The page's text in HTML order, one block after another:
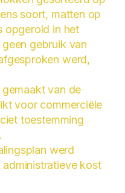
soort, matten op
opgerold in het
gebruik van
werd,
van de
voor commerciële
toestemming
werd
kost